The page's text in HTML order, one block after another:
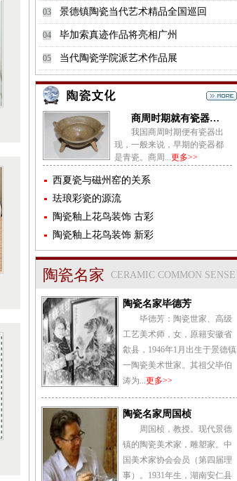
03 景德镇陶瓷当代艺术精品全国巡回
04 毕加索真迹作品将亮相广州
05 当代陶瓷学院派艺术作品展
商周时期就有瓷器出现
我国商周时期便有瓷器出
现，一般来说，早期的瓷器都
是青瓷。商周...更多>>
西夏瓷与磁州窑的关系
珐琅彩瓷的源流
陶瓷釉上花鸟装饰 古彩
陶瓷釉上花鸟装饰 新彩
陶瓷名家 CERAMIC COMMON SENSE
陶瓷名家毕德芳
毕德芳：陶瓷世家、高级
工艺美术师，女，原籍安徽省
歙县，1946年1月出生于景德镇
一陶瓷美术世家。其祖父毕伯
涛为...更多>>
陶瓷名家周国桢
周国桢，教授。现代景德
镇的陶瓷美术家，雕塑家。中
国美术家协会会员（第四届理
事）。1931年生，湖南安仁县